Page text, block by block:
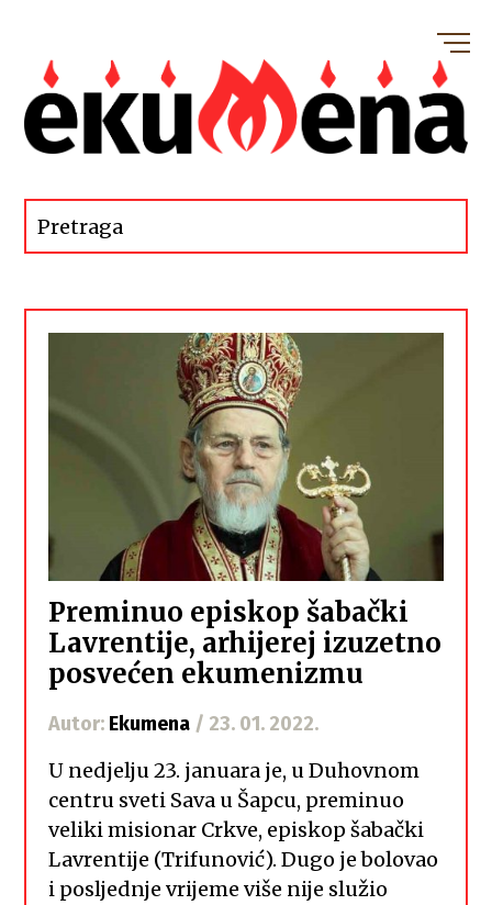
Preminuo episkop šabački
Lavrentije, arhijerej izuzetno
posvećen ekumenizmu
Autor: Ekumena / 23. 01. 2022.
U nedjelju 23. januara je, u Duhovnom
centru sveti Sava u Šapcu, preminuo
veliki misionar Crkve, episkop šabački
Lavrentije (Trifunović). Dugo je bolovao
i posljednje vrijeme više nije služio